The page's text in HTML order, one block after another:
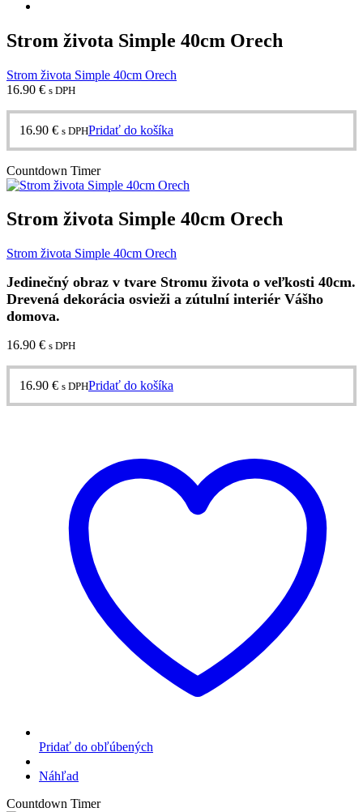
Strom života Simple 40cm Orech
Strom života Simple 40cm Orech
16.90 € s DPH
16.90 € s DPHPridať do košíka
Countdown Timer
Strom života Simple 40cm Orech
Strom života Simple 40cm Orech
Jedinečný obraz v tvare Stromu života o veľkosti 40cm.
Drevená dekorácia osvieži a zútulní interiér Vášho
domova.
16.90 € s DPH
16.90 € s DPHPridať do košíka
Pridať do obľúbených
Náhľad
Countdown Timer